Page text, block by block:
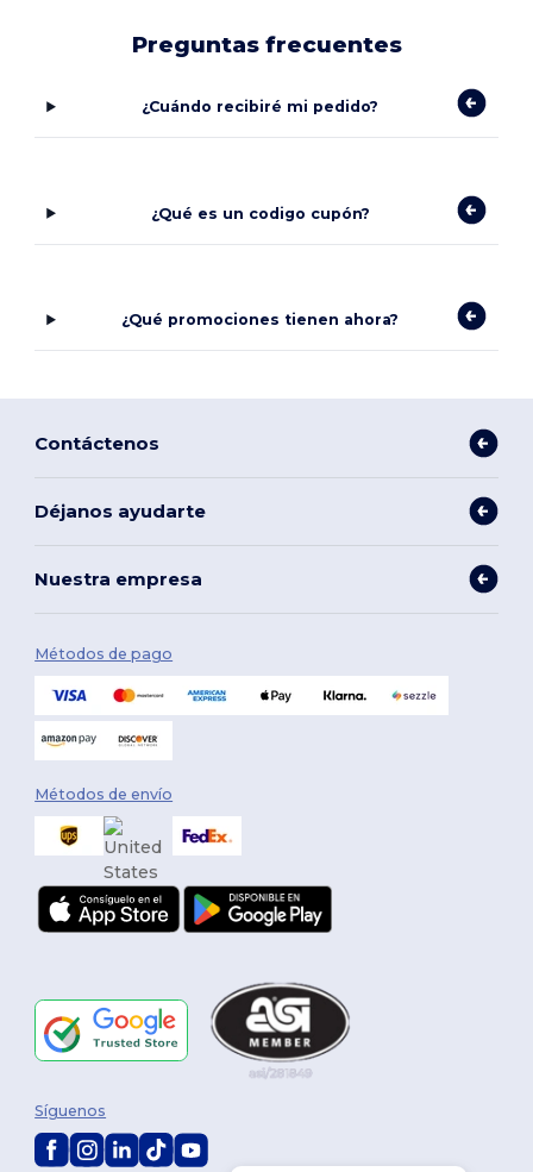
Preguntas frecuentes
¿Cuándo recibiré mi pedido?
¿Qué es un codigo cupón?
¿Qué promociones tienen ahora?
Contáctenos
Déjanos ayudarte
Nuestra empresa
Métodos de pago
Métodos de envío
Síguenos